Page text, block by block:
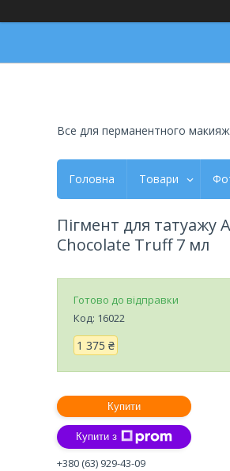
Все для перманентного
Головна Товари
Пігмент для татуажу
Chocolate Truff 7 мл
Готово до відправки
Код: 16022
1 375 ₴
Купити
Купити з
+380 (63) 929-43-09